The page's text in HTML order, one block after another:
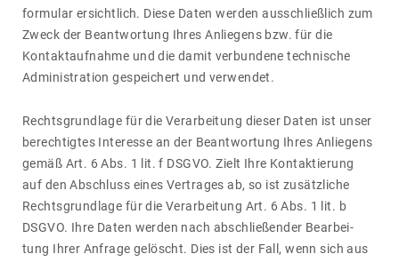
for­mular ersicht­lich. Diese Daten werden ausschließ­lich zum
Zweck der Beant­wor­tung Ihres Anlie­gens bzw. für die
Kontakt­auf­nahme und die damit verbun­dene tech­ni­sche
Admi­nis­tra­tion gespei­chert und verwendet.
Rechts­grund­lage für die Verar­bei­tung dieser Daten ist unser
berech­tigtes Inter­esse an der Beant­wor­tung Ihres Anlie­gens
gemäß Art. 6 Abs. 1 lit. f DSGVO. Zielt Ihre Kontak­tie­rung
auf den Abschluss eines Vertrages ab, so ist zusätz­liche
Rechts­grund­lage für die Verar­bei­tung Art. 6 Abs. 1 lit. b
DSGVO. Ihre Daten werden nach abschlie­ßender Bear­bei­
tung Ihrer Anfrage gelöscht. Dies ist der Fall, wenn sich aus